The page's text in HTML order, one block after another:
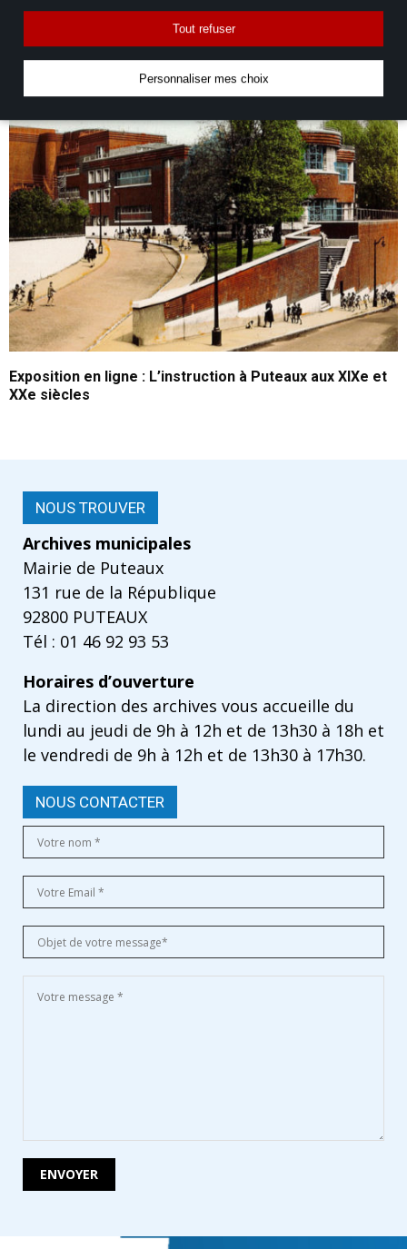
Tout refuser
Personnaliser mes choix
DÉCOUVREZ AUSSI...
Exposition en ligne : L’instruction à Puteaux aux XIXe et
XXe siècles
NOUS TROUVER
Archives municipales
Mairie de Puteaux
131 rue de la République
92800 PUTEAUX
Tél : 01 46 92 93 53
Horaires d’ouverture
La direction des archives vous accueille du
lundi au jeudi de 9h à 12h et de 13h30 à 18h et
le vendredi de 9h à 12h et de 13h30 à 17h30.
NOUS CONTACTER